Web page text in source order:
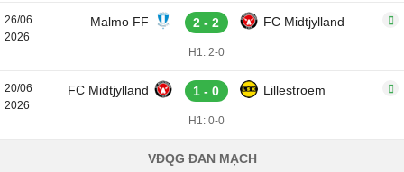
26/06
2026
Malmo FF 2 - 2 FC Midtjylland
H1: 2-0
20/06
2026
FC Midtjylland 1 - 0 Lillestroem
H1: 0-0
VĐQG ĐAN MẠCH